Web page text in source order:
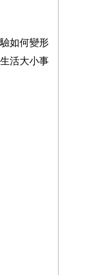
如何變形
活大小事